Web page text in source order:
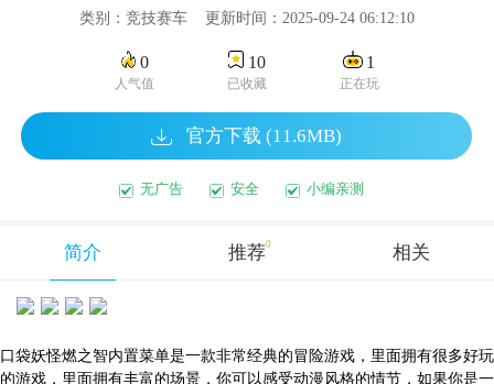
类别：竞技赛车 更新时间：2025-09-24 06:12:10
0
人气值
10
已收藏
1
正在玩
官方下载 (11.6MB)
无广告 安全 小编亲测
简介 推荐0 相关
口袋妖怪燃之智内置菜单是一款非常经典的冒险游戏，里面拥有很多好玩
的游戏，里面拥有丰富的场景，你可以感受动漫风格的情节，如果你是一